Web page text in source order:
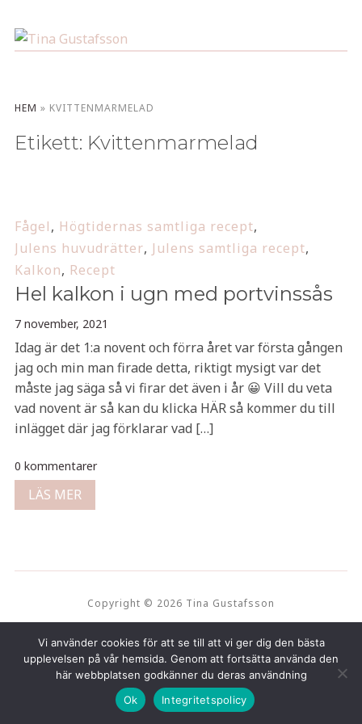
HEM » KVITTENMARMELAD
Etikett: Kvittenmarmelad
Fågel, Högtidernas samtliga recept,
Julens huvudrätter, Julens samtliga recept,
Kalkon, Recept
Hel kalkon i ugn med portvinssås
7 november, 2021
Idag är det 1:a novent och förra året var första gången
jag och min man firade detta, riktigt mysigt var det
måste jag säga så vi firar det även i år 😀 Vill du veta
vad novent är så kan du klicka HÄR så kommer du till
inlägget där jag förklarar vad […]
0 kommentarer
LÄS MER
Copyright © 2026 Tina Gustafsson
Vi använder cookies för att se till att vi ger dig den bästa
upplevelsen på vår hemsida. Genom att fortsätta använda den
här webbplatsen godkänner du deras användning
Ok
Integritetspolicy